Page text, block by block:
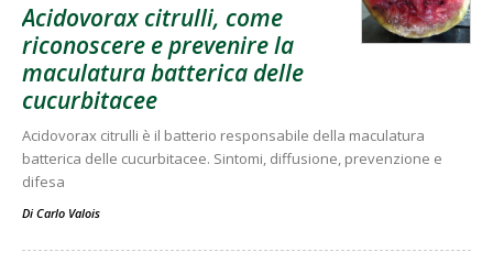
Acidovorax citrulli, come
riconoscere e prevenire la
maculatura batterica delle
cucurbitacee
Acidovorax citrulli è il batterio responsabile della maculatura
batterica delle cucurbitacee. Sintomi, diffusione, prevenzione e
difesa
Di Carlo Valois